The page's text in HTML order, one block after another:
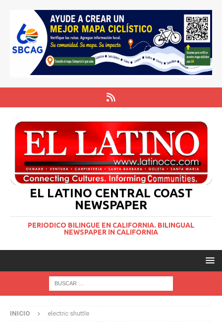
EL LATINO CENTRAL COAST
NEWSPAPER
PERIODICO BILINGUE EN CALIFORNIA. BILINGUAL
NEWSPAPER IN CALIFORNIA
INICIO electric shuttle